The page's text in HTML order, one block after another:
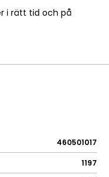
i rätt tid och på
460501017
1197